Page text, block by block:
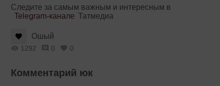
Следите за самым важным и интересным в
Telegram-канале Татмедиа
Ошый
1292 0 0
Комментарий юк